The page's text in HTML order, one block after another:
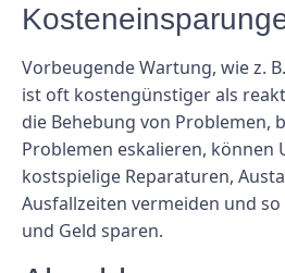
Vorbeugende Wartung, wie z.
ist oft kostengünstiger als
die Behebung von Problemen,
Problemen eskalieren, können
kostspielige Reparaturen,
Ausfallzeiten vermeiden und
und Geld sparen.